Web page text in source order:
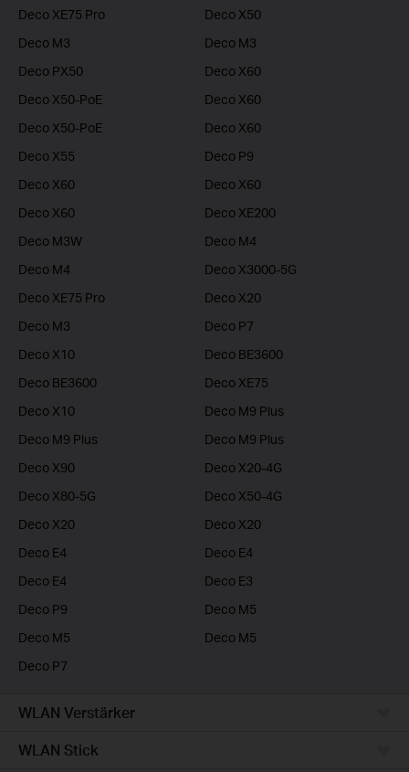
Deco XE75 Pro
Deco X50
Deco M3
Deco M3
Deco PX50
Deco X60
Deco X50-PoE
Deco X60
Deco X50-PoE
Deco X60
Deco X55
Deco P9
Deco X60
Deco X60
Deco X60
Deco XE200
Deco M3W
Deco M4
Deco M4
Deco X3000-5G
Deco XE75 Pro
Deco X20
Deco M3
Deco P7
Deco X10
Deco BE3600
Deco BE3600
Deco XE75
Deco X10
Deco M9 Plus
Deco M9 Plus
Deco M9 Plus
Deco X90
Deco X20-4G
Deco X80-5G
Deco X50-4G
Deco X20
Deco X20
Deco E4
Deco E4
Deco E4
Deco E3
Deco P9
Deco M5
Deco M5
Deco M5
Deco P7
WLAN Verstärker
WLAN Stick